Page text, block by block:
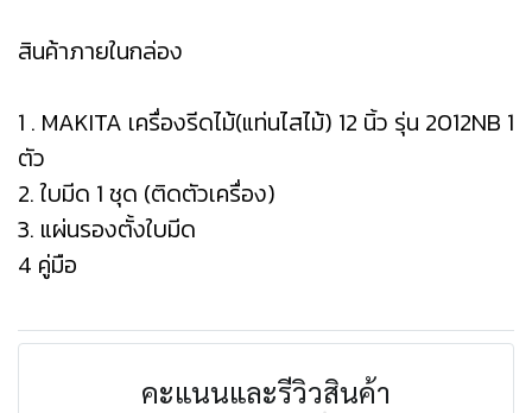
สินค้าภายในกล่อง
1 . MAKITA เครื่องรีดไม้(แท่นไสไม้) 12 นิ้ว รุ่น 2012NB 1
ตัว
2. ใบมีด 1 ชุด (ติดตัวเครื่อง)
3. แผ่นรองตั้งใบมีด
4 คู่มือ
คะแนนและรีวิวสินค้า